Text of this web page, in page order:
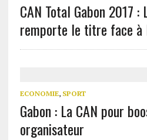
CAN Total Gabon 2017 :
remporte le titre face à
ECONOMIE, SPORT
Gabon : La CAN pour
organisateur